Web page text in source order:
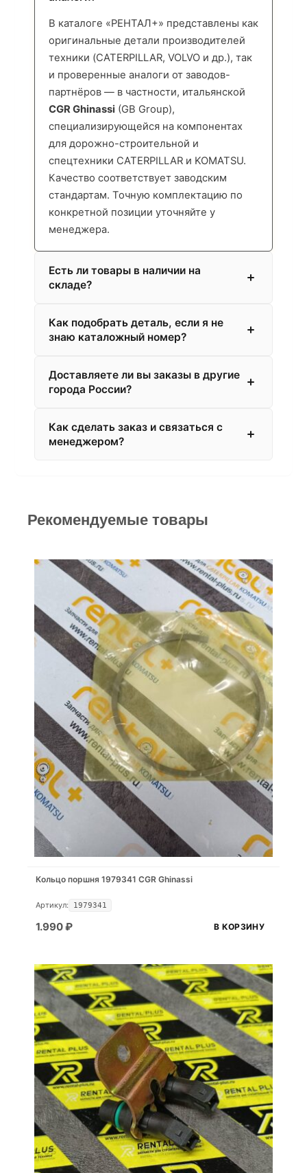
В каталоге «РЕНТАЛ+» представлены как
оригинальные детали производителей
техники (CATERPILLAR, VOLVO и др.), так
и проверенные аналоги от заводов-
партнёров — в частности, итальянской
CGR Ghinassi (GB Group),
специализирующейся на компонентах
для дорожно-строительной и
спецтехники CATERPILLAR и KOMATSU.
Качество соответствует заводским
стандартам. Точную комплектацию по
конкретной позиции уточняйте у
менеджера.
Есть ли товары в наличии на
складе?
Как подобрать деталь, если я не
знаю каталожный номер?
Доставляете ли вы заказы в другие
города России?
Как сделать заказ и связаться с
менеджером?
Рекомендуемые товары
Кольцо поршня 1979341 CGR Ghinassi
Артикул: 1979341
1.990₽ В КОРЗИНУ